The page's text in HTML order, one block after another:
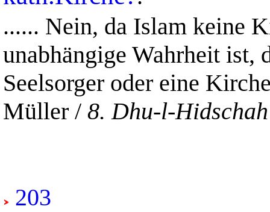
...... Nein, da Islam keine
unabhängige Wahrheit ist,
Seelsorger oder eine
Müller / 8. Dhu-l-
203